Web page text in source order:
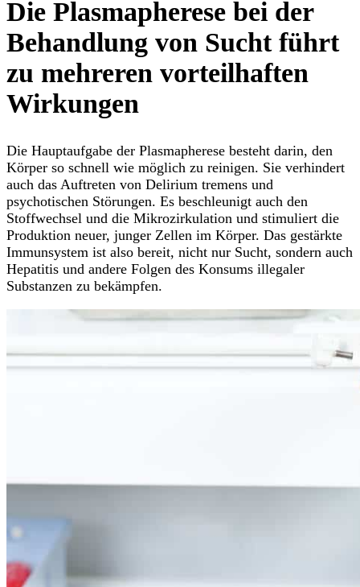
Die Plasmapherese bei der
Behandlung von Sucht führt
zu mehreren vorteilhaften
Wirkungen
Die Hauptaufgabe der Plasmapherese besteht darin, den
Körper so schnell wie möglich zu reinigen. Sie verhindert
auch das Auftreten von Delirium tremens und
psychotischen Störungen. Es beschleunigt auch den
Stoffwechsel und die Mikrozirkulation und stimuliert die
Produktion neuer, junger Zellen im Körper. Das gestärkte
Immunsystem ist also bereit, nicht nur Sucht, sondern auch
Hepatitis und andere Folgen des Konsums illegaler
Substanzen zu bekämpfen.